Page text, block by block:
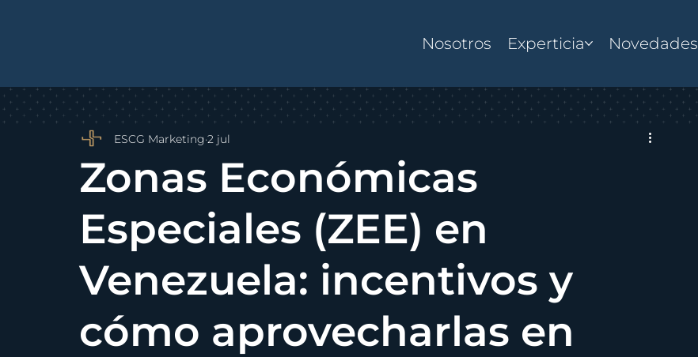
Nosotros Experticia Novedades
Zonas Económicas
Especiales (ZEE) en
Venezuela: incentivos y
cómo aprovecharlas en
ESCG Marketing 2 jul